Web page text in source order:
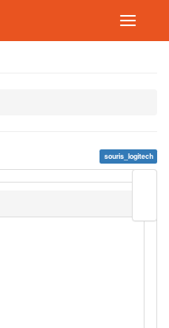
souris_logitech
page